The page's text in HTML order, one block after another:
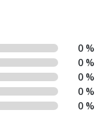
0 %
0 %
0 %
0 %
0 %